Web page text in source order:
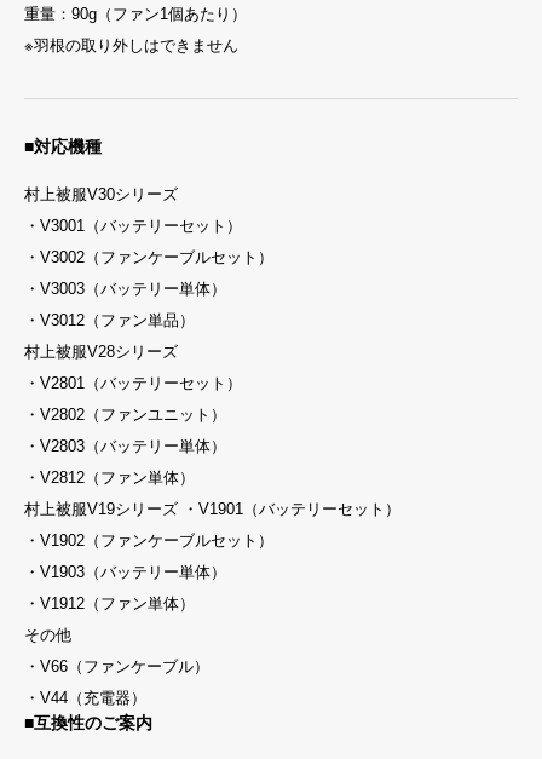
重量：90g（ファン1個あたり）
※羽根の取り外しはできません
■対応機種
村上被服V30シリーズ
・V3001（バッテリーセット）
・V3002（ファンケーブルセット）
・V3003（バッテリー単体）
・V3012（ファン単品）
村上被服V28シリーズ
・V2801（バッテリーセット）
・V2802（ファンユニット）
・V2803（バッテリー単体）
・V2812（ファン単体）
村上被服V19シリーズ ・V1901（バッテリーセット）
・V1902（ファンケーブルセット）
・V1903（バッテリー単体）
・V1912（ファン単体）
その他
・V66（ファンケーブル）
・V44（充電器）
■互換性のご案内